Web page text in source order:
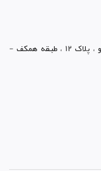
استان گلستان آق قلا ، خيابان شهيد تمنانلو ، پلاک 12 ، طبقه همکف -